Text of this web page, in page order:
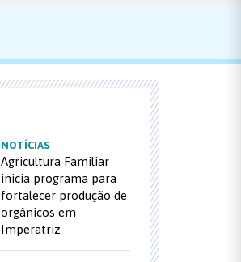
NOTÍCIAS
Agricultura Familiar
inicia programa para
fortalecer produção de
orgânicos em
Imperatriz